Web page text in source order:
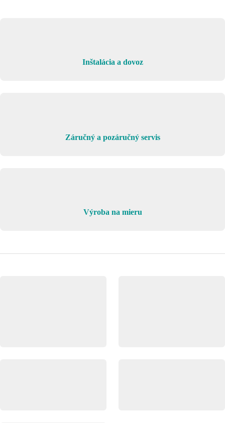
Inštalácia a dovoz
Záručný a pozáručný servis
Výroba na mieru